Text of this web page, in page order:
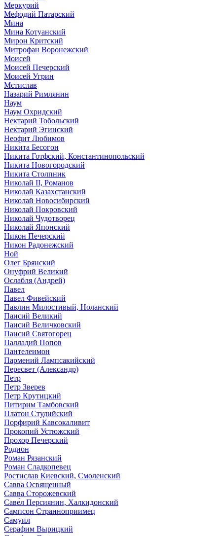
Меркурий
Мефодий Патарский
Мина
Мина Котуанский
Мирон Критский
Митрофан Воронежский
Моисей
Моисей Печерский
Моисей Угрин
Мстислав
Назарий Римлянин
Наум
Наум Охридский
Нектарий Тобольский
Нектарий Эгинский
Неофит Любимов
Никита Бесогон
Никита Готфский, Константинопольский
Никита Новогородский
Никита Столпник
Николай II, Романов
Николай Казахстанский
Николай Новосибирский
Николай Покровский
Николай Чудотворец
Николай Японский
Никон Печерский
Никон Радонежский
Ной
Олег Брянский
Онуфрий Великий
Ослабля (Андрей)
Павел
Павел Фивейский
Павлин Милостивый, Ноланский
Паисий Великий
Паисий Величковский
Паисий Святогорец
Палладий Попов
Пантелеимон
Пармений Лампсакийский
Пересвет (Александр)
Петр
Петр Зверев
Петр Крутицкий
Питирим Тамбовский
Платон Студийский
Порфирий Кавсокаливит
Прокопий Устюжский
Прохор Печерский
Родион
Роман Рязанский
Роман Сладкопевец
Ростислав Киевский, Смоленский
Савва Освященный
Савва Сторожевский
Саве́л Персиянин, Халкидонский
Сампсон Странноприимец
Самуил
Серафим Вырицкий